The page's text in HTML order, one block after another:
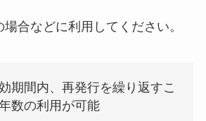
合などに利用してください。
期間内、再発行を繰り返すこ
数の利用が可能